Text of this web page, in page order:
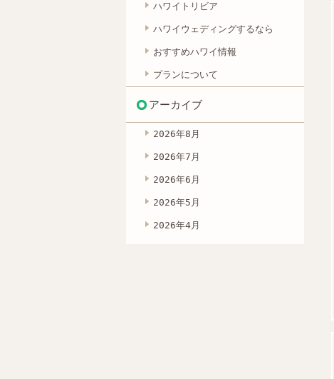
ハワイトリビア
ハワイウェディングするなら
おすすめハワイ情報
プランについて
アーカイブ
2026年8月
2026年7月
2026年6月
2026年5月
2026年4月